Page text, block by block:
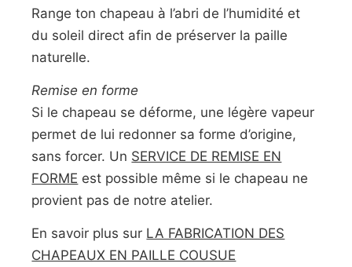
Range ton chapeau à l’abri de l’humidité et
du soleil direct afin de préserver la paille
naturelle.
Remise en forme
Si le chapeau se déforme, une légère vapeur
permet de lui redonner sa forme d’origine,
sans forcer. Un SERVICE DE REMISE EN
FORME est possible même si le chapeau ne
provient pas de notre atelier.
En savoir plus sur LA FABRICATION DES
CHAPEAUX EN PAILLE COUSUE